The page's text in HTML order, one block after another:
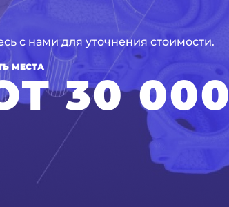
с нами для уточнения стоимости.
МЕСТА 30 000